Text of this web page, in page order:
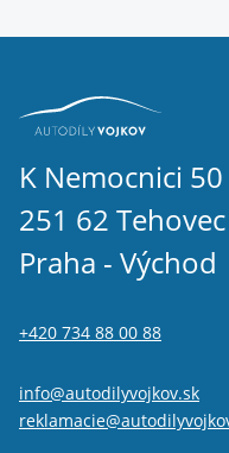
K Nemocnici 50
251 62
Praha - Východ
+420 734 88 00 88
info@autodilyvojkov.sk